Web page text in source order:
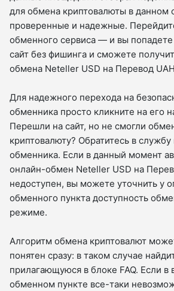
для обмена криптовалюты в данном
проверенные и надежные.
обменного сервиса — и вы
сайт без фишинга и сможете
обмена Neteller USD на Перевод
Для надежного перехода на
обменника просто кликните на его
Перешли на сайт, но не смогли
криптовалюту? Обратитесь в
обменника. Если в данный момент
онлайн-обмен Neteller USD на
недоступен, вы можете уточнить у
обменного пункта доступность
режиме.
Алгоритм обмена криптовалют
понятен сразу: в таком случае
прилагающуюся в блоке FAQ. Если в
обменном пункте все-таки